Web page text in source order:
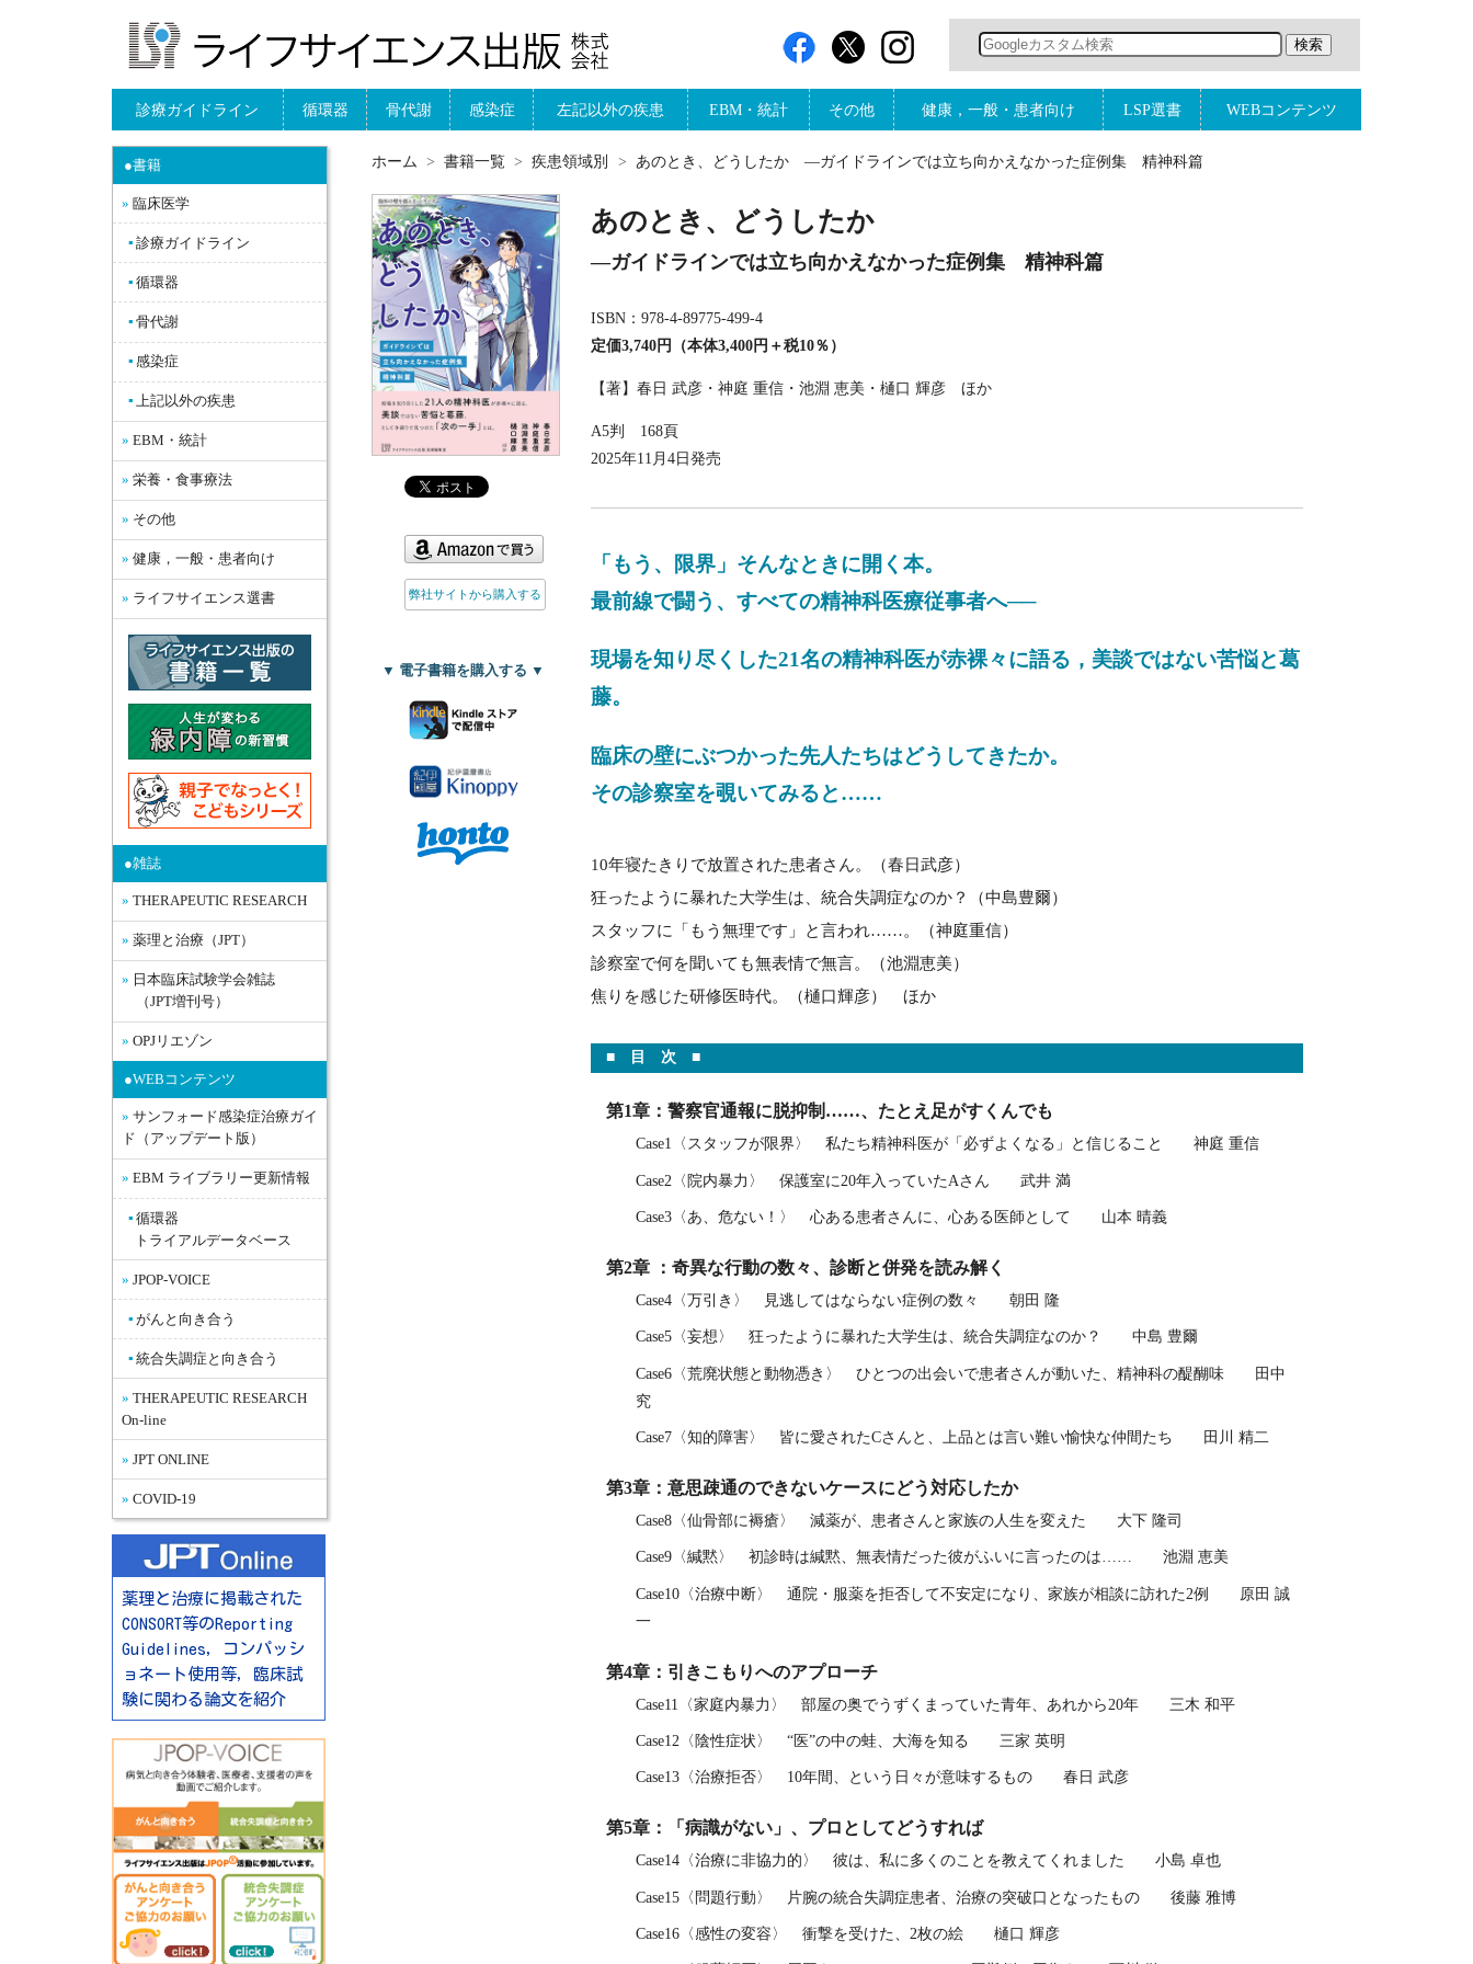
診療ガイドライン 循環器 骨代謝 感染症 左記以外の疾患 EBM・統計 その他 健康，一般・患者向け LSP選書 WEBコンテンツ
●書籍
臨床医学
診療ガイドライン
循環器
骨代謝
感染症
上記以外の疾患
EBM・統計
栄養・食事療法
その他
健康，一般・患者向け
ライフサイエンス選書
●雑誌
THERAPEUTIC RESEARCH
薬理と治療（JPT）
日本臨床試験学会雑誌
（JPT増刊号）
OPJリエゾン
●WEBコンテンツ
サンフォード感染症治療ガイ
ド（アップデート版）
EBM ライブラリー更新情報
循環器
トライアルデータベース
JPOP-VOICE
がんと向き合う
統合失調症と向き合う
THERAPEUTIC RESEARCH
On-line
JPT ONLINE
COVID-19
薬理と治療に掲載された
CONSORT等のReporting
Guidelines，コンパッシ
ョネート使用等，臨床試
験に関わる論文を紹介
ホーム 書籍一覧 疾患領域別 あのとき、どうしたか ―ガイドラインでは立ち向かえなかった症例集 精神科篇
弊社サイトから購入する
▼ 電子書籍を購入する ▼
あのとき、どうしたか
―ガイドラインでは立ち向かえなかった症例集 精神科篇
ISBN：978-4-89775-499-4
定価3,740円（本体3,400円＋税10％）
【著】春日 武彦・神庭 重信・池淵 恵美・樋口 輝彦 ほか
A5判 168頁
2025年11月4日発売
「もう、限界」そんなときに開く本。
最前線で闘う、すべての精神科医療従事者へ──
現場を知り尽くした21名の精神科医が赤裸々に語る，美談ではない苦悩と葛
藤。
臨床の壁にぶつかった先人たちはどうしてきたか。
その診察室を覗いてみると……
10年寝たきりで放置された患者さん。（春日武彦）
狂ったように暴れた大学生は、統合失調症なのか？（中島豊爾）
スタッフに「もう無理です」と言われ……。（神庭重信）
診察室で何を聞いても無表情で無言。（池淵恵美）
焦りを感じた研修医時代。（樋口輝彦） ほか
■ 目 次 ■
第1章：警察官通報に脱抑制……、たとえ足がすくんでも
Case1〈スタッフが限界〉 私たち精神科医が「必ずよくなる」と信じること 神庭 重信
Case2〈院内暴力〉 保護室に20年入っていたAさん 武井 満
Case3〈あ、危ない！〉 心ある患者さんに、心ある医師として 山本 晴義
第2章 ：奇異な行動の数々、診断と併発を読み解く
Case4〈万引き〉 見逃してはならない症例の数々 朝田 隆
Case5〈妄想〉 狂ったように暴れた大学生は、統合失調症なのか？ 中島 豊爾
Case6〈荒廃状態と動物憑き〉 ひとつの出会いで患者さんが動いた、精神科の醍醐味 田中
究
Case7〈知的障害〉 皆に愛されたCさんと、上品とは言い難い愉快な仲間たち 田川 精二
第3章：意思疎通のできないケースにどう対応したか
Case8〈仙骨部に褥瘡〉 減薬が、患者さんと家族の人生を変えた 大下 隆司
Case9〈緘黙〉 初診時は緘黙、無表情だった彼がふいに言ったのは…… 池淵 恵美
Case10〈治療中断〉 通院・服薬を拒否して不安定になり、家族が相談に訪れた2例 原田 誠
一
第4章：引きこもりへのアプローチ
Case11〈家庭内暴力〉 部屋の奥でうずくまっていた青年、あれから20年 三木 和平
Case12〈陰性症状〉 “医”の中の蛙、大海を知る 三家 英明
Case13〈治療拒否〉 10年間、という日々が意味するもの 春日 武彦
第5章：「病識がない」、プロとしてどうすれば
Case14〈治療に非協力的〉 彼は、私に多くのことを教えてくれました 小島 卓也
Case15〈問題行動〉 片腕の統合失調症患者、治療の突破口となったもの 後藤 雅博
Case16〈感性の変容〉 衝撃を受けた、2枚の絵 樋口 輝彦